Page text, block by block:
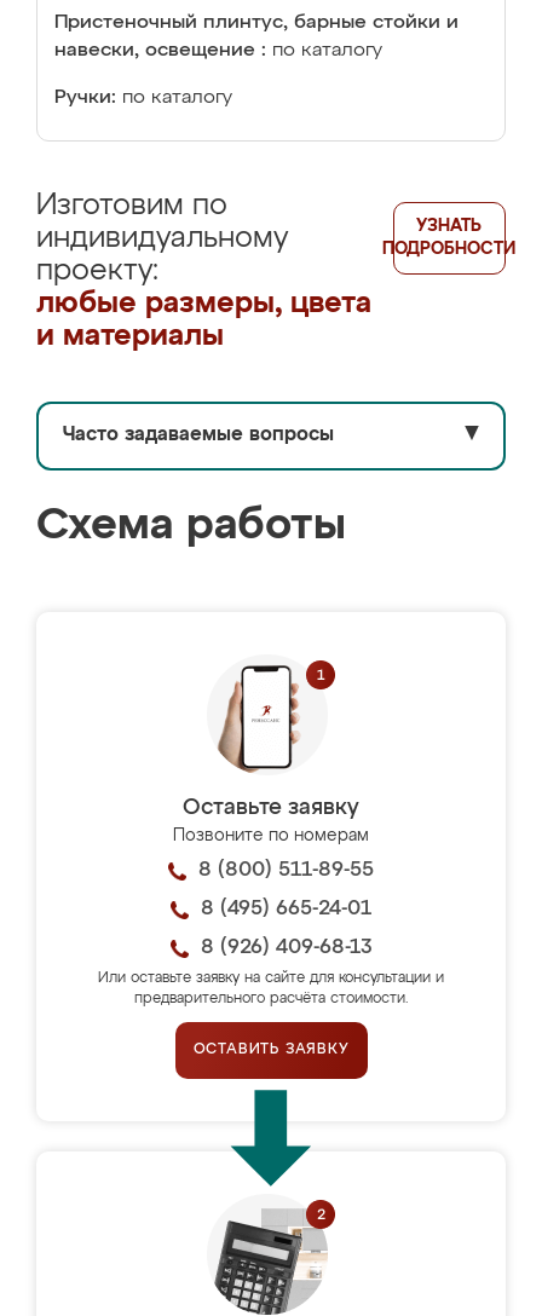
Пристеночный плинтус, барные стойки и
навески, освещение : по каталогу
Ручки: по каталогу
Изготовим по
индивидуальному
проекту:
любые размеры, цвета
и материалы
УЗНАТЬ
ПОДРОБНОСТИ
Часто задаваемые вопросы ▼
Схема работы
Оставьте заявку
Позвоните по номерам
8 (800) 511-89-55
8 (495) 665-24-01
8 (926) 409-68-13
Или оставьте заявку на сайте для консультации и
предварительного расчёта стоимости.
ОСТАВИТЬ ЗАЯВКУ